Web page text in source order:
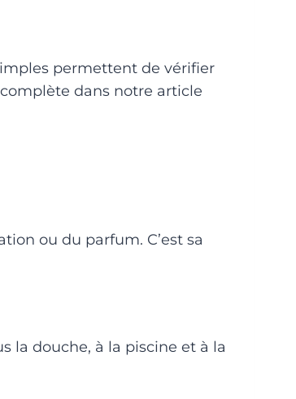
permettent de vérifier
dans notre article
ou du parfum. C’est sa
la douche, à la piscine et à la